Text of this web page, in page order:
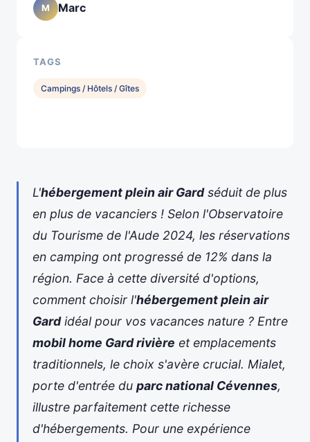
L'hébergement plein air Gardséduit de plus
en plus de vacanciers ! Selon l'Observatoire
du Tourisme de l'Aude 2024, les réservations
en camping ont progressé de 12% dans la
région. Face à cette diversité d'options,
comment choisir l'hébergement plein air
Gardidéal pour vos vacances nature ? Entre
mobil home Gard rivière et emplacements
traditionnels, le choix s'avère crucial. Mialet,
porte d'entrée du parc national Cévennes,
illustre parfaitement cette richesse
d'hébergements. Pour une expérience
M Marc
TAGS
Campings / Hôtels / Gîtes